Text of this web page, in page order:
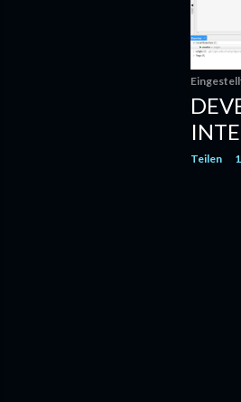
Teilen